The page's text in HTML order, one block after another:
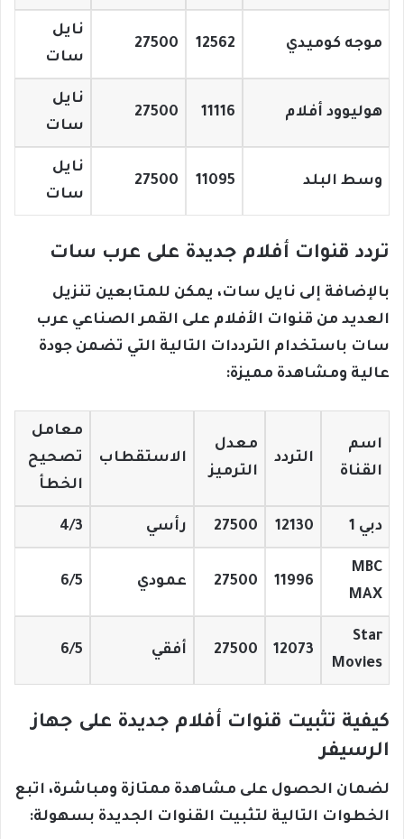
موجه كوميدي 12562
27500
نايل
سات
هوليوود أفلام 11116
27500
نايل
سات
وسط البلد 11095
27500
نايل
سات
تردد قنوات أفلام جديدة على عرب سات
بالإضافة إلى نايل سات، يمكن للمتابعين تنزيل
العديد من قنوات الأفلام على القمر الصناعي عرب
سات باستخدام الترددات التالية التي تضمن جودة
عالية ومشاهدة مميزة:
اسم
القناة
التردد
معدل
الترميز
الاستقطاب
معامل
تصحيح
الخطأ
دبي 1 12130
27500 رأسي 4/3
MBC
MAX
11996
27500 عمودي 6/5
Star
Movies
12073
27500 أفقي 6/5
كيفية تثبيت قنوات أفلام جديدة على جهاز
الرسيفر
لضمان الحصول على مشاهدة ممتازة ومباشرة، اتبع
الخطوات التالية لتثبيت القنوات الجديدة بسهولة: